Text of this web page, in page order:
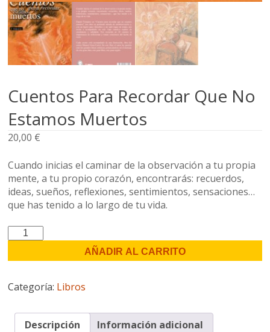
Cuentos Para Recordar Que No
Estamos Muertos
20,00 €
Cuando inicias el caminar de la observación a tu propia
mente, a tu propio corazón, encontrarás: recuerdos,
ideas, sueños, reflexiones, sentimientos, sensaciones…
que has tenido a lo largo de tu vida.
Cuentos
Recordar
No
Muertos
cantidad
AÑADIR AL CARRITO
Categoría: Libros
Descripción
Información adicional